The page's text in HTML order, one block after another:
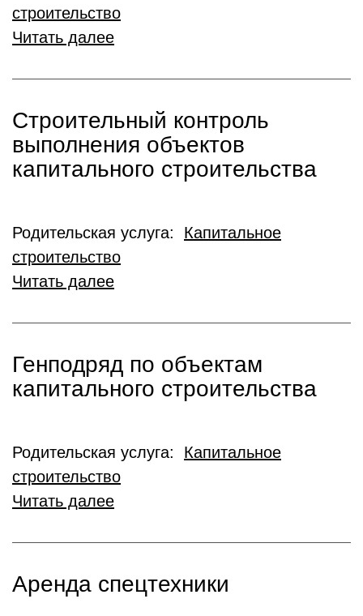
строительство
Читать далее
Строительный контроль
выполнения объектов
капитального строительства
Родительская услуга: Капитальное
строительство
Читать далее
Генподряд по объектам
капитального строительства
Родительская услуга: Капитальное
строительство
Читать далее
Аренда спецтехники